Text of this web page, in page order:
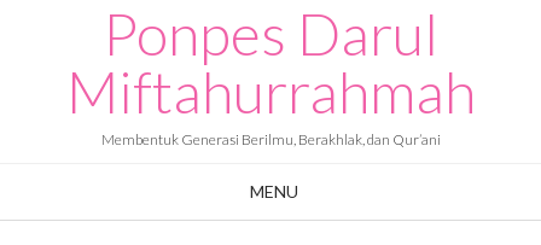
Ponpes Darul
Miftahurrahmah
Membentuk Generasi Berilmu, Berakhlak, dan Qur’ani
MENU